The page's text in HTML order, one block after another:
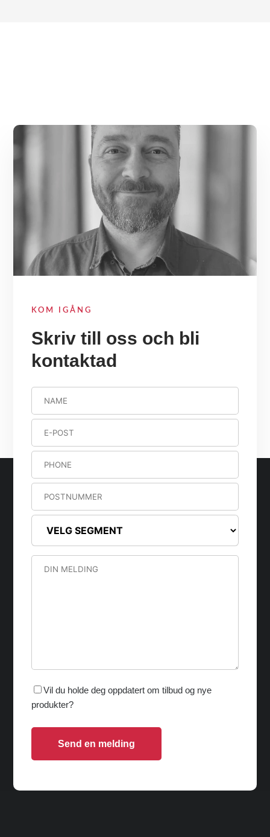
KOM IGÅNG
Skriv till oss och bli
kontaktad
Vil du holde deg oppdatert om tilbud og nye
produkter?
Send en melding